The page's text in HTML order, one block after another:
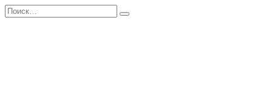
Перейти
к
Search
for: